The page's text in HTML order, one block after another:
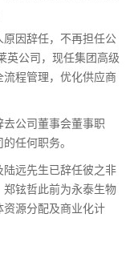
因辞任，不再担任公
英公司，现任集团高级
程管理，优化供应商
公司董事会董事职
任何职务。
远先生已辞任彼之非
铉哲此前为永泰生物
源分配及商业化计